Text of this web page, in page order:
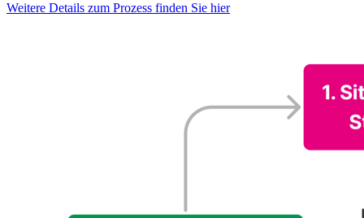
Weitere Details zum Prozess finden Sie hier